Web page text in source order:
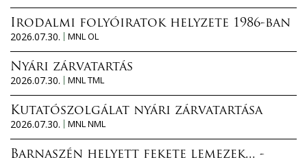
Irodalmi folyóiratok helyzete 1986-ban
2026.07.30.
MNL OL
Nyári zárvatartás
2026.07.30.
MNL TML
Kutatószolgálat nyári zárvatartása
2026.07.30.
MNL NML
Barnaszén helyett fekete lemezek... -